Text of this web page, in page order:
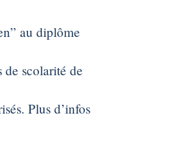
au diplôme
scolarité de
Plus d’infos